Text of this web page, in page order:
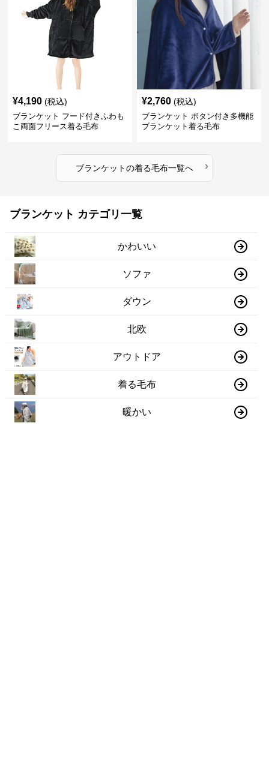
¥4,190 (税込)
ブランケット フード付きふわも
こ両面フリース着る毛布
¥2,760 (税込)
ブランケット ボタン付き多機能
ブランケット着る毛布
ブランケットの着る毛布一覧へ ›
ブランケット カテゴリ一覧
かわいい
ソファ
ダウン
北欧
アウトドア
着る毛布
暖かい